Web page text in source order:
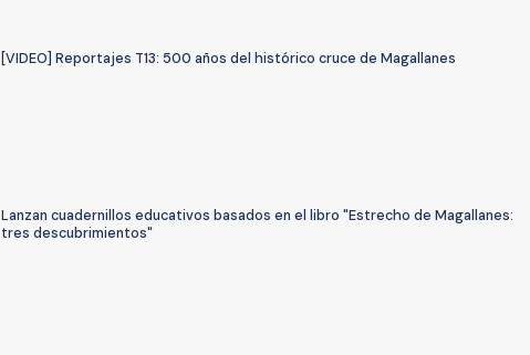
[VIDEO] Reportajes T13: 500 años del histórico cruce de Magallanes
Lanzan cuadernillos educativos basados en el libro "Estrecho de Magallanes:
tres descubrimientos"